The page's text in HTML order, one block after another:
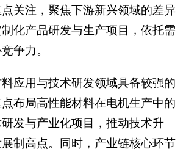
关注，聚焦下游新兴领域的差异
化产品研发与生产项目，依托需
争力。
应用与技术研发领域具备较强的
布局高性能材料在电机生产中的
发与产业化项目，推动技术升
制高点。同时，产业链核心环节